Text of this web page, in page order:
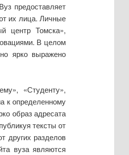
предоставляет
их лица. Личные
центр Томска»,
В целом
ярко выражено
«Студенту»,
к определенному
образ адресата
тексты от
других разделов
вуза являются